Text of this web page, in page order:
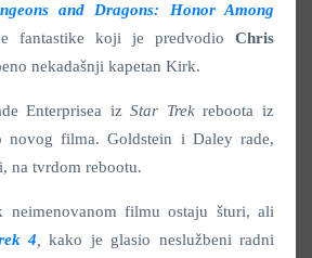
and Dragons: Honor Among
fantastike koji je predvodio Chris
nekadašnji kapetan Kirk.
Enterprisea izStar Trekreboota iz
novog filma. Goldstein i Daley rade,
na tvrdom rebootu.
filmu ostaju šturi, ali
4,kako je glasio neslužbeni radni